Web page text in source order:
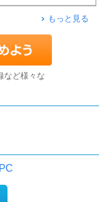
もっと見る
など様々な
PC